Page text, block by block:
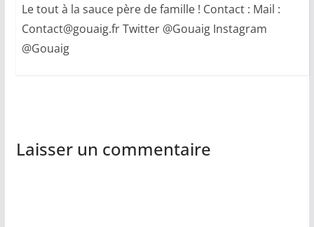
Le tout à la sauce père de famille ! Contact : Mail :
Contact@gouaig.fr Twitter @Gouaig Instagram
@Gouaig
Laisser un commentaire